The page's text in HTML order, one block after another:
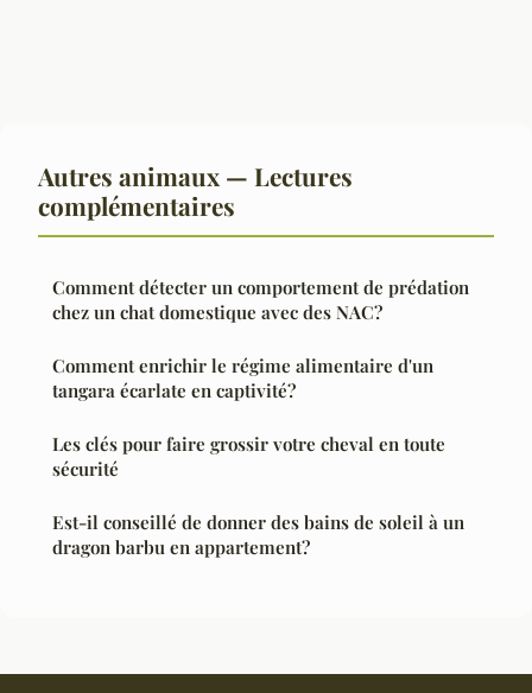
Autres animaux — Lectures
complémentaires
Comment détecter un comportement de prédation
chez un chat domestique avec des NAC?
Comment enrichir le régime alimentaire d'un
tangara écarlate en captivité?
Les clés pour faire grossir votre cheval en toute
sécurité
Est-il conseillé de donner des bains de soleil à un
dragon barbu en appartement?